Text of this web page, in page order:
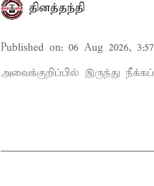
தினத்தந்தி
Published on: 06 Aug 2026,
அவைக்குறிப்பில் இருந்து